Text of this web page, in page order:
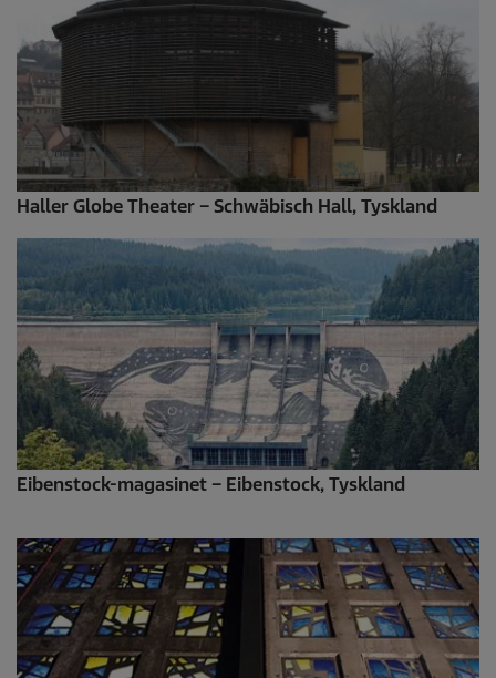
Haller Globe Theater – Schwäbisch Hall, Tyskland
Eibenstock-magasinet – Eibenstock, Tyskland